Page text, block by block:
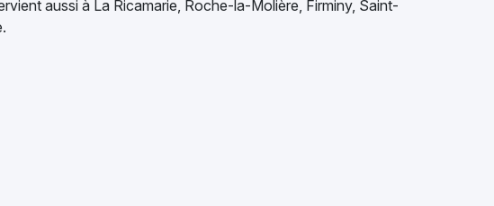
aussi à La Ricamarie, Roche-la-Molière, Firminy, Saint-